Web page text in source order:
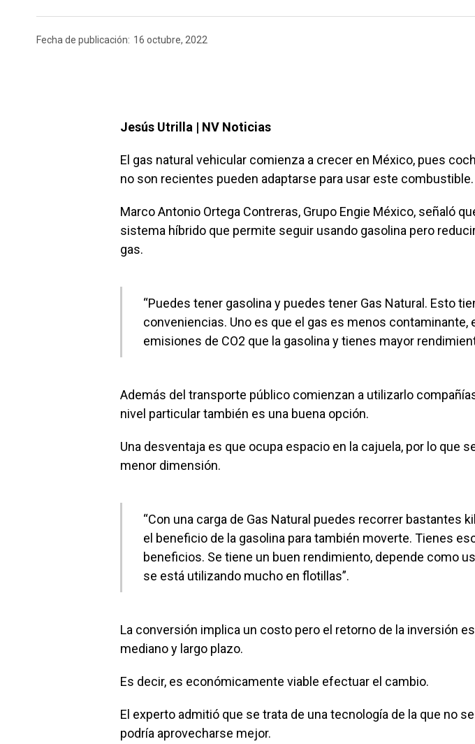
Fecha de publicación: 16 octubre, 2022
Jesús Utrilla | NV Noticias
El gas natural vehicular comienza a crecer en México, pues
no son recientes pueden adaptarse para usar este combustible.
Marco Antonio Ortega Contreras, Grupo Engie México, señaló
sistema híbrido que permite seguir usando gasolina pero
gas.
“Puedes tener gasolina y puedes tener Gas Natural. Esto
conveniencias. Uno es que el gas es menos contaminante,
emisiones de CO2 que la gasolina y tienes mayor
Además del transporte público comienzan a utilizarlo
nivel particular también es una buena opción.
Una desventaja es que ocupa espacio en la cajuela, por lo que
menor dimensión.
“Con una carga de Gas Natural puedes recorrer bastantes
el beneficio de la gasolina para también moverte. Tienes
beneficios. Se tiene un buen rendimiento, depende como
se está utilizando mucho en flotillas”.
La conversión implica un costo pero el retorno de la inversión
mediano y largo plazo.
Es decir, es económicamente viable efectuar el cambio.
El experto admitió que se trata de una tecnología de la que no
podría aprovecharse mejor.